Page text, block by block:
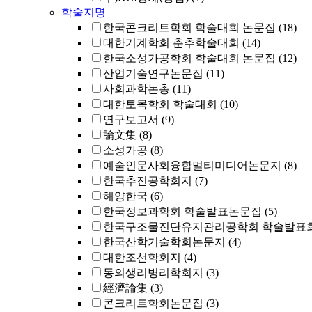
학술지명
한국콘크리트학회 학술대회 논문집 (18)
대한기계학회 춘추학술대회 (14)
한국소성가공학회 학술대회 논문집 (12)
산업기술연구논문집 (11)
사회과학논총 (11)
대한토목학회 학술대회 (10)
연구보고서 (9)
論文集 (8)
소성가공 (8)
예술인문사회융합멀티미디어논문지 (8)
한국추진공학회지 (7)
해양한국 (6)
한국정보과학회 학술발표논문집 (5)
한국구조물진단유지관리공학회 학술발표
한국산학기술학회논문지 (4)
대한조선학회지 (4)
동의생리병리학회지 (3)
經濟論集 (3)
콘크리트학회논문집 (3)